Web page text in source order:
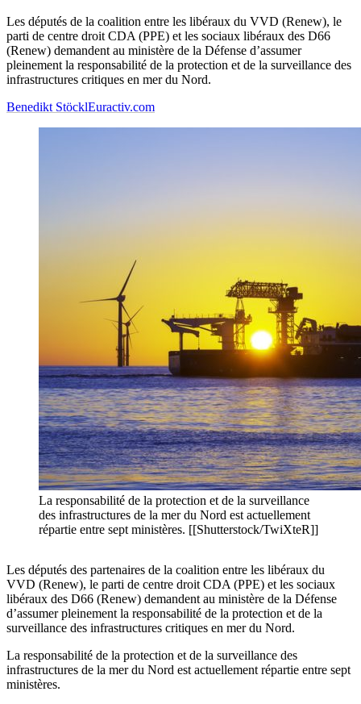
Les députés de la coalition entre les libéraux du VVD (Renew), le
parti de centre droit CDA (PPE) et les sociaux libéraux des D66
(Renew) demandent au ministère de la Défense d’assumer
pleinement la responsabilité de la protection et de la surveillance des
infrastructures critiques en mer du Nord.
Benedikt StöcklEuractiv.com
La responsabilité de la protection et de la surveillance
des infrastructures de la mer du Nord est actuellement
répartie entre sept ministères. [[Shutterstock/TwiXteR]]
Les députés des partenaires de la coalition entre les libéraux du
VVD (Renew), le parti de centre droit CDA (PPE) et les sociaux
libéraux des D66 (Renew) demandent au ministère de la Défense
d’assumer pleinement la responsabilité de la protection et de la
surveillance des infrastructures critiques en mer du Nord.
La responsabilité de la protection et de la surveillance des
infrastructures de la mer du Nord est actuellement répartie entre sept
ministères.